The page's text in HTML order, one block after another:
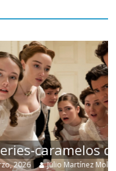
Shondaland
0